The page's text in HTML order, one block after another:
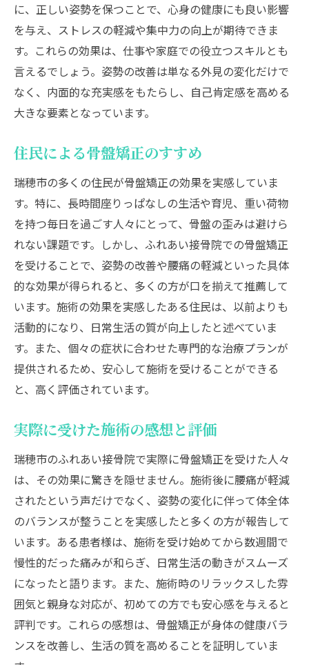
に、正しい姿勢を保つことで、心身の健康にも良い影響
を与え、ストレスの軽減や集中力の向上が期待できま
す。これらの効果は、仕事や家庭での役立つスキルとも
言えるでしょう。姿勢の改善は単なる外見の変化だけで
なく、内面的な充実感をもたらし、自己肯定感を高める
大きな要素となっています。
住民による骨盤矯正のすすめ
瑞穂市の多くの住民が骨盤矯正の効果を実感していま
す。特に、長時間座りっぱなしの生活や育児、重い荷物
を持つ毎日を過ごす人々にとって、骨盤の歪みは避けら
れない課題です。しかし、ふれあい接骨院での骨盤矯正
を受けることで、姿勢の改善や腰痛の軽減といった具体
的な効果が得られると、多くの方が口を揃えて推薦して
います。施術の効果を実感したある住民は、以前よりも
活動的になり、日常生活の質が向上したと述べていま
す。また、個々の症状に合わせた専門的な治療プランが
提供されるため、安心して施術を受けることができる
と、高く評価されています。
実際に受けた施術の感想と評価
瑞穂市のふれあい接骨院で実際に骨盤矯正を受けた人々
は、その効果に驚きを隠せません。施術後に腰痛が軽減
されたという声だけでなく、姿勢の変化に伴って体全体
のバランスが整うことを実感したと多くの方が報告して
います。ある患者様は、施術を受け始めてから数週間で
慢性的だった痛みが和らぎ、日常生活の動きがスムーズ
になったと語ります。また、施術時のリラックスした雰
囲気と親身な対応が、初めての方でも安心感を与えると
評判です。これらの感想は、骨盤矯正が身体の健康バラ
ンスを改善し、生活の質を高めることを証明していま